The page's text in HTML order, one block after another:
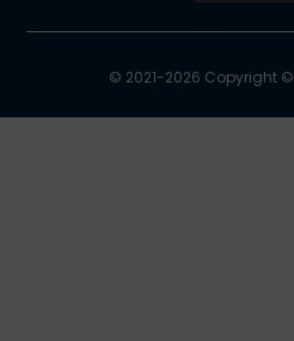
© 2021-2026 Copyright ©